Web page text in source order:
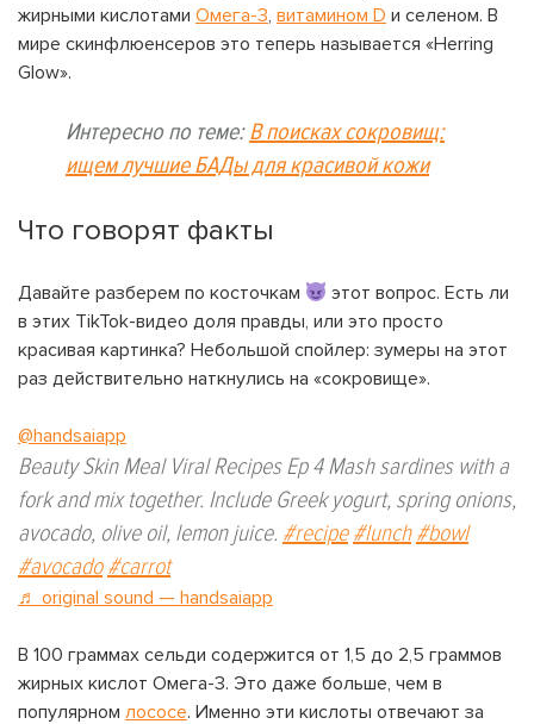
жирными кислотами Омега-3, витамином D и селеном. В
мире скинфлюенсеров это теперь называется «Herring
Glow».
Интересно по теме:В поисках сокровищ:
ищем лучшие БАДы для красивой кожи
Что говорят факты
Давайте разберем по косточкам
этот вопрос. Есть ли
в этих TikTok-видео доля правды, или это просто
красивая картинка? Небольшой спойлер: зумеры на этот
раз действительно наткнулись на «сокровище».
@handsaiapp
Beauty Skin Meal Viral Recipes Ep 4 Mash sardines with a
fork and mix together. Include Greek yogurt, spring onions,
avocado, olive oil, lemon juice. #recipe #lunch #bowl
#avocado #carrot
♬ original sound — handsaiapp
В 100 граммах сельди содержится от 1,5 до 2,5 граммов
жирных кислот Омега-3. Это даже больше, чем в
популярном лососе. Именно эти кислоты отвечают за